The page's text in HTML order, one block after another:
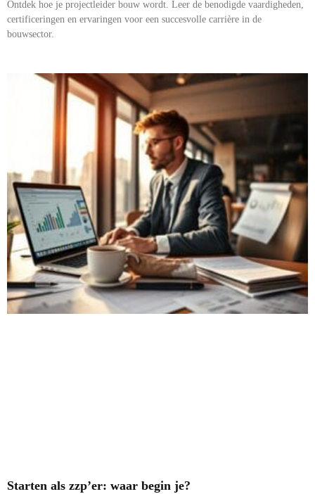
Ontdek hoe je projectleider bouw wordt. Leer de benodigde vaardigheden,
certificeringen en ervaringen voor een succesvolle carrière in de
bouwsector.
Starten als zzp’er: waar begin je?